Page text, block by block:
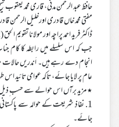
حافظ عبد الرحمن مدنی، قاری محمد
مفتی محمد خاں قادری اورخلیل الرحمن
ڈاکٹر فرید احمد پراچہ اور مولانا تقویم
جب کہ اس سلسلے میں رابطہ کا کام
انجام دے رہے ہیں۔ اَندریں حالات
عام پر لایا جائے، تاکہ عوامی
٭ مزید برآں اس حوالے سے حسب ِذیل
1. نفاذِ شریعت کے حوالہ سے
جائے۔